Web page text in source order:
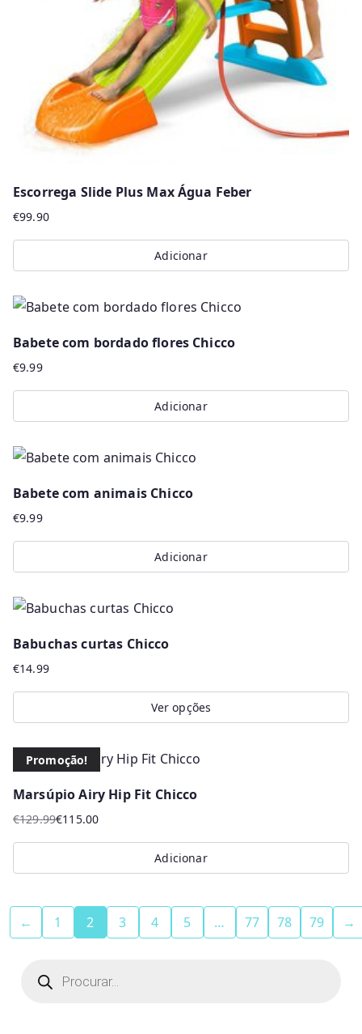
Escorrega Slide Plus Max Água Feber
€99.90
Adicionar
Babete com bordado flores Chicco
€9.99
Adicionar
Babete com animais Chicco
€9.99
Adicionar
Babuchas curtas Chicco
€14.99
Ver opções
product
multiple
variants.
The
options
chosen
Promoção!
Marsúpio Airy Hip Fit Chicco
€129.99
O
preço
original
€129.99.
€115.00
O
preço
atual
€115.00.
Adicionar
← 1 2 3 4 5 … 77 78 79 →